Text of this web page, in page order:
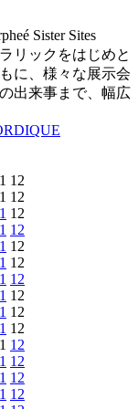
Sister Sites
リックをはじめと
に、様々な展示会
出来事まで、幅広
12
12
12
12
12
12
12
12
12
12
12
12
12
12